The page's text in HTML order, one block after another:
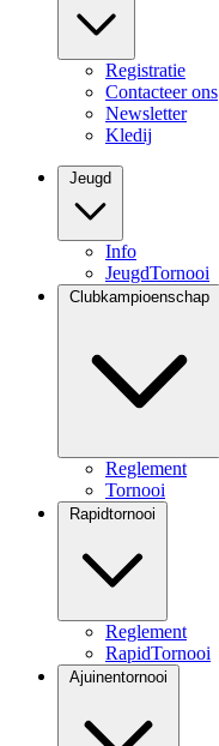
Registratie
Contacteer ons
Newsletter
Kledij
Jeugd
Info
JeugdTornooi
Clubkampioenschap
Reglement
Tornooi
Rapidtornooi
Reglement
RapidTornooi
Ajuinentornooi